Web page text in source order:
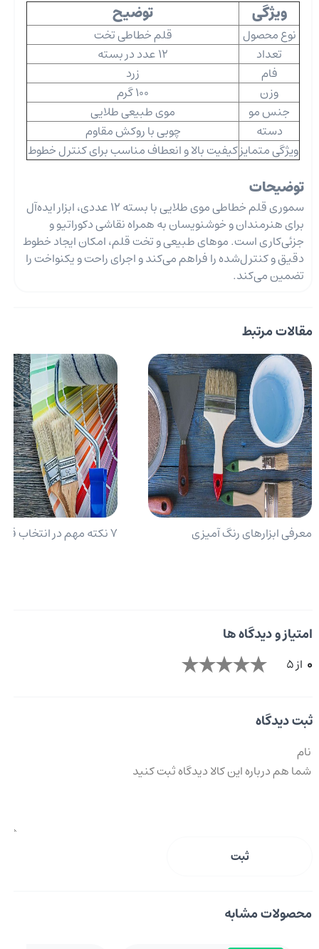
ویژگی
توضیح
نوع محصول
قلم خطاطی تخت
تعداد
12 عدد در بسته
فام
زرد
وزن
100 گرم
جنس مو
موی طبیعی طلایی
دسته
چوبی با روکش مقاوم
ویژگی متمایزکیفیت بالا و انعطاف مناسب برای کنترل خطوط
توضیحات
سموری قلم خطاطی موی طلایی با بسته 12 عددی، ابزار ایده‌آل
برای هنرمندان و خوشنویسان به همراه نقاشی دکوراتیو و
جزئی‌کاری است. موهای طبیعی و تخت قلم، امکان ایجاد خطوط
دقیق و کنترل‌شده را فراهم می‌کند و اجرای راحت و یکنواخت را
تضمین می‌کند.
مقالات مرتبط
معرفی ابزارهای رنگ ‌آمیزی 7 نکته مهم در انتخاب قلم
امتیاز و دیدگاه ها
0 از 5
ثبت دیدگاه
ثبت
محصولات مشابه